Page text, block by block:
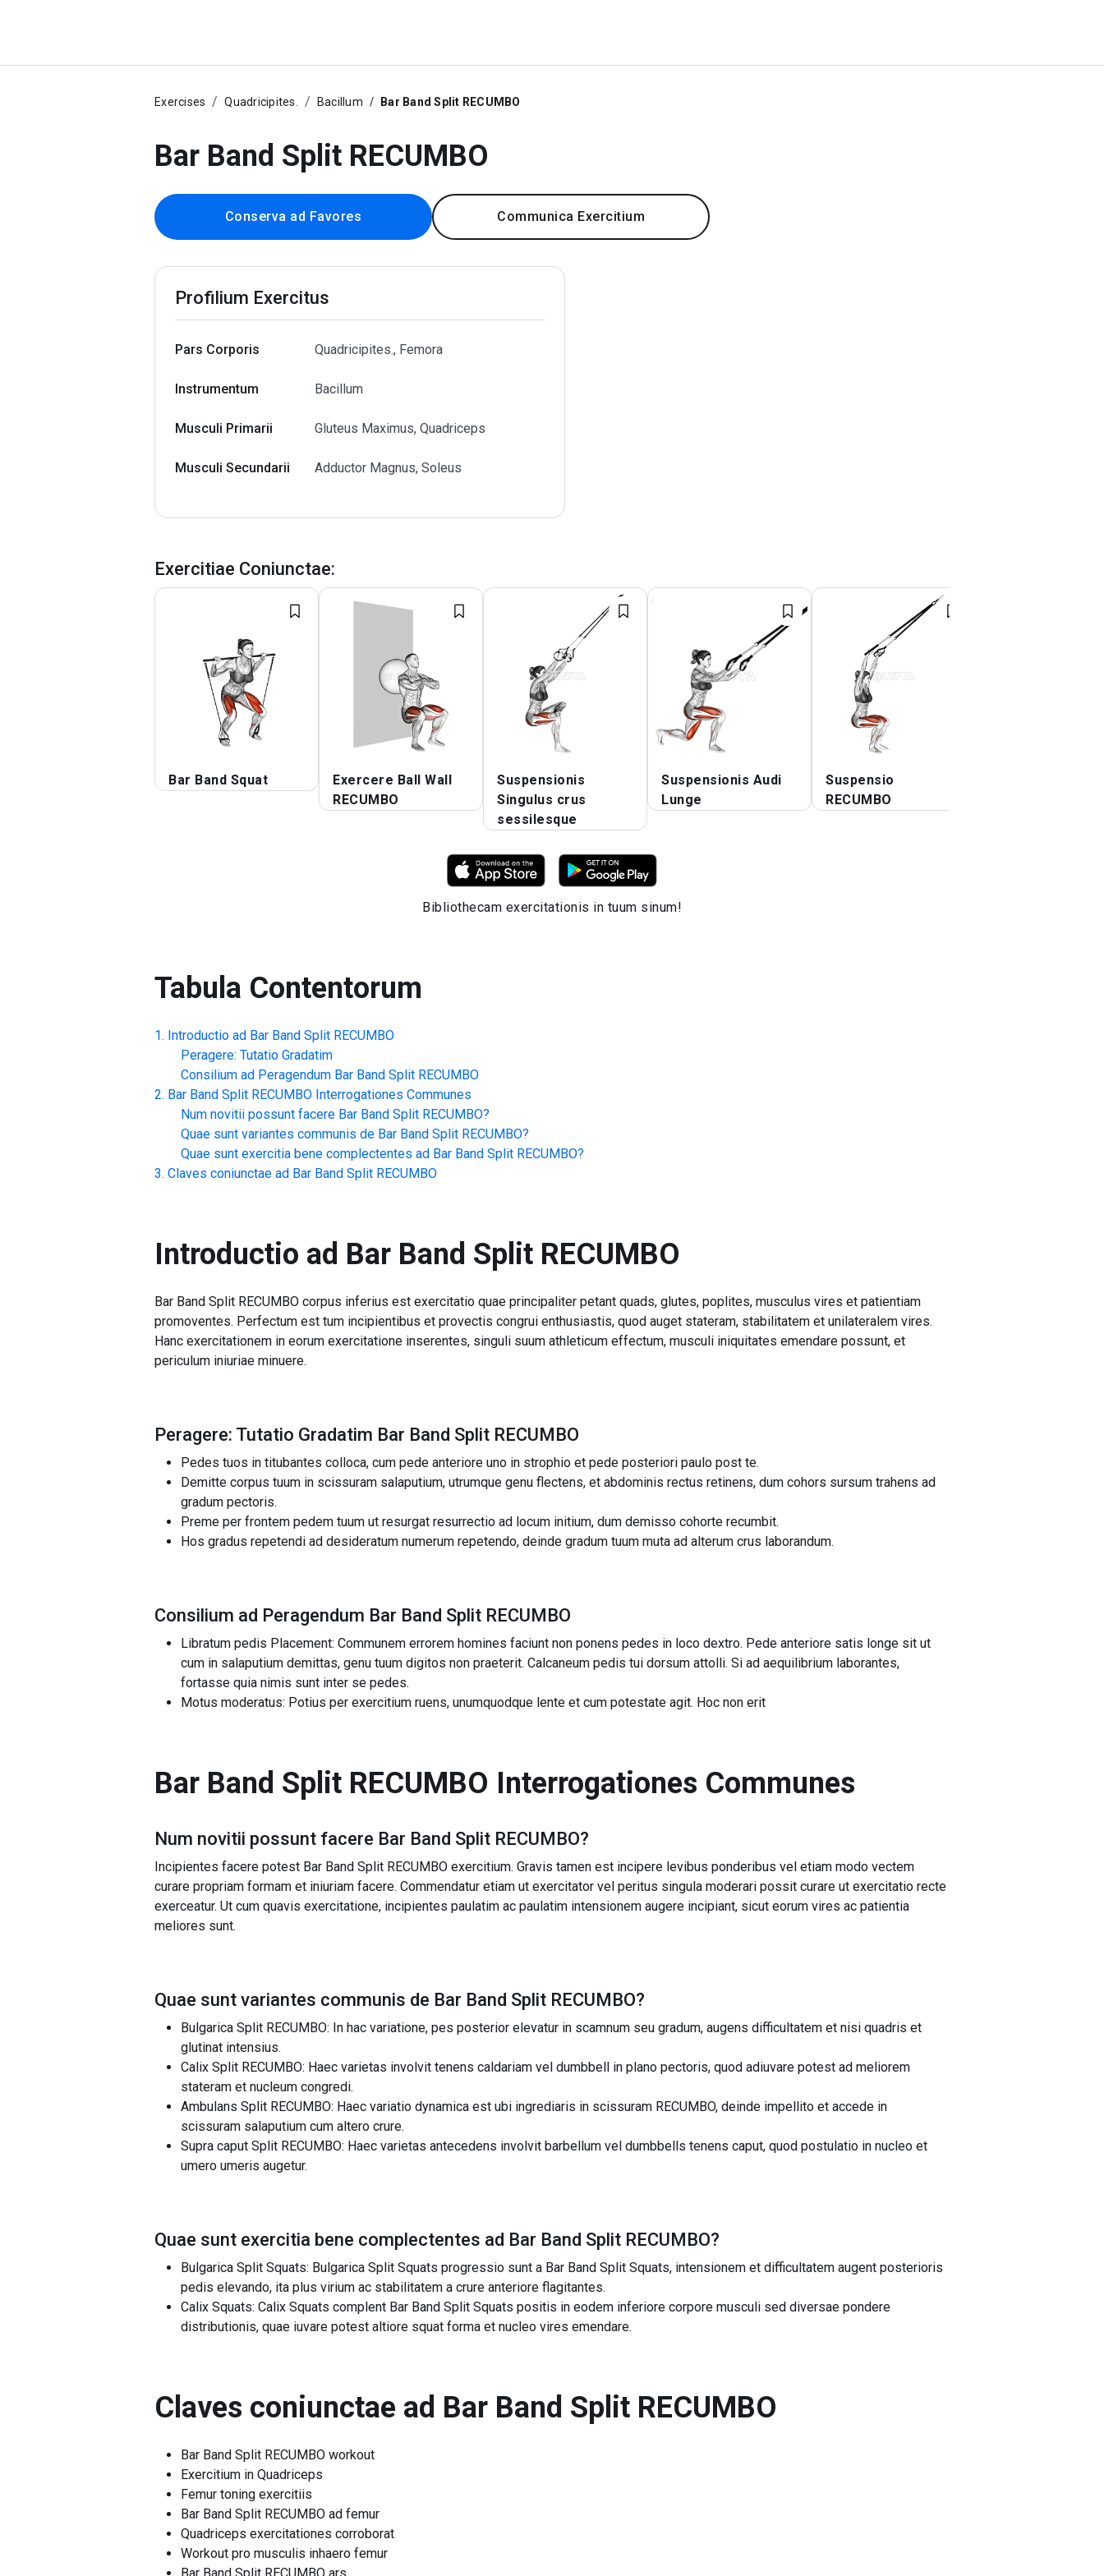
Exercises Quadricipites. Bacillum Bar Band Split RECUMBO
Bar Band Split RECUMBO
Conserva ad Favores Communica Exercitium
Profilium Exercitus
Pars Corporis Quadricipites., Femora
Instrumentum Bacillum
Musculi Primarii Gluteus Maximus, Quadriceps
Musculi Secundarii Adductor Magnus, Soleus
Exercitiae Coniunctae:
Bar Band Squat
Exercere Ball Wall
RECUMBO
Suspensionis
Singulus crus
sessilesque
Suspensionis Audi
Lunge
Suspensio
RECUMBO
Bibliothecam exercitationis in tuum sinum!
Tabula Contentorum
Introductio ad Bar Band Split RECUMBO
Peragere: Tutatio Gradatim
Consilium ad Peragendum Bar Band Split RECUMBO
Bar Band Split RECUMBO Interrogationes Communes
Num novitii possunt facere Bar Band Split RECUMBO?
Quae sunt variantes communis de Bar Band Split RECUMBO?
Quae sunt exercitia bene complectentes ad Bar Band Split RECUMBO?
Claves coniunctae ad Bar Band Split RECUMBO
Introductio ad Bar Band Split RECUMBO
Bar Band Split RECUMBO corpus inferius est exercitatio quae principaliter petant quads, glutes, poplites, musculus vires et patientiam
promoventes. Perfectum est tum incipientibus et provectis congrui enthusiastis, quod auget stateram, stabilitatem et unilateralem vires.
Hanc exercitationem in eorum exercitatione inserentes, singuli suum athleticum effectum, musculi iniquitates emendare possunt, et
periculum iniuriae minuere.
Peragere: Tutatio Gradatim Bar Band Split RECUMBO
Pedes tuos in titubantes colloca, cum pede anteriore uno in strophio et pede posteriori paulo post te.
Demitte corpus tuum in scissuram salaputium, utrumque genu flectens, et abdominis rectus retinens, dum cohors sursum trahens ad
gradum pectoris.
Preme per frontem pedem tuum ut resurgat resurrectio ad locum initium, dum demisso cohorte recumbit.
Hos gradus repetendi ad desideratum numerum repetendo, deinde gradum tuum muta ad alterum crus laborandum.
Consilium ad Peragendum Bar Band Split RECUMBO
Libratum pedis Placement: Communem errorem homines faciunt non ponens pedes in loco dextro. Pede anteriore satis longe sit ut
cum in salaputium demittas, genu tuum digitos non praeterit. Calcaneum pedis tui dorsum attolli. Si ad aequilibrium laborantes,
fortasse quia nimis sunt inter se pedes.
Motus moderatus: Potius per exercitium ruens, unumquodque lente et cum potestate agit. Hoc non erit
Bar Band Split RECUMBO Interrogationes Communes
Num novitii possunt facere Bar Band Split RECUMBO?
Incipientes facere potest Bar Band Split RECUMBO exercitium. Gravis tamen est incipere levibus ponderibus vel etiam modo vectem
curare propriam formam et iniuriam facere. Commendatur etiam ut exercitator vel peritus singula moderari possit curare ut exercitatio recte
exerceatur. Ut cum quavis exercitatione, incipientes paulatim ac paulatim intensionem augere incipiant, sicut eorum vires ac patientia
meliores sunt.
Quae sunt variantes communis de Bar Band Split RECUMBO?
Bulgarica Split RECUMBO: In hac variatione, pes posterior elevatur in scamnum seu gradum, augens difficultatem et nisi quadris et
glutinat intensius.
Calix Split RECUMBO: Haec varietas involvit tenens caldariam vel dumbbell in plano pectoris, quod adiuvare potest ad meliorem
stateram et nucleum congredi.
Ambulans Split RECUMBO: Haec variatio dynamica est ubi ingrediaris in scissuram RECUMBO, deinde impellito et accede in
scissuram salaputium cum altero crure.
Supra caput Split RECUMBO: Haec varietas antecedens involvit barbellum vel dumbbells tenens caput, quod postulatio in nucleo et
umero umeris augetur.
Quae sunt exercitia bene complectentes ad Bar Band Split RECUMBO?
Bulgarica Split Squats: Bulgarica Split Squats progressio sunt a Bar Band Split Squats, intensionem et difficultatem augent posterioris
pedis elevando, ita plus virium ac stabilitatem a crure anteriore flagitantes.
Calix Squats: Calix Squats complent Bar Band Split Squats positis in eodem inferiore corpore musculi sed diversae pondere
distributionis, quae iuvare potest altiore squat forma et nucleo vires emendare.
Claves coniunctae ad Bar Band Split RECUMBO
Bar Band Split RECUMBO workout
Exercitium in Quadriceps
Femur toning exercitiis
Bar Band Split RECUMBO ad femur
Quadriceps exercitationes corroborat
Workout pro musculis inhaero femur